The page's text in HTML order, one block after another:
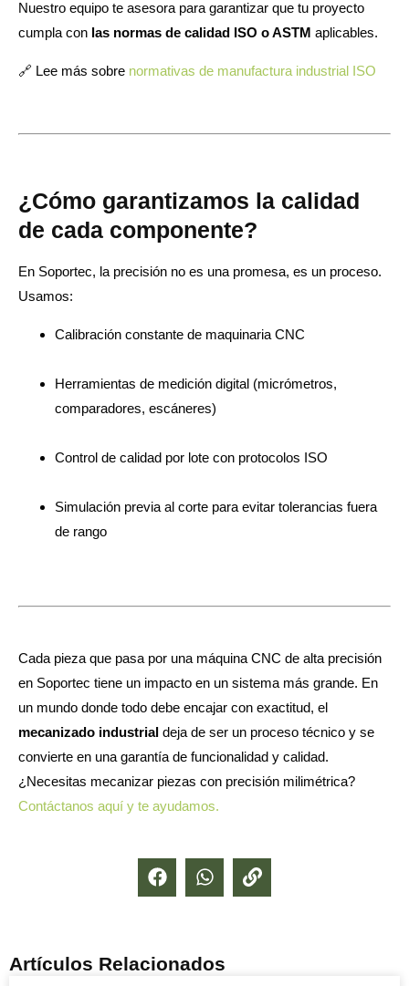
Nuestro equipo te asesora para garantizar que tu proyecto
cumpla con las normas de calidad ISO o ASTM aplicables.
🔗 Lee más sobre normativas de manufactura industrial ISO
¿Cómo garantizamos la calidad
de cada componente?
En Soportec, la precisión no es una promesa, es un proceso.
Usamos:
Calibración constante de maquinaria CNC
Herramientas de medición digital (micrómetros,
comparadores, escáneres)
Control de calidad por lote con protocolos ISO
Simulación previa al corte para evitar tolerancias fuera
de rango
Cada pieza que pasa por una máquina CNC de alta precisión
en Soportec tiene un impacto en un sistema más grande. En
un mundo donde todo debe encajar con exactitud, el
mecanizado industrial deja de ser un proceso técnico y se
convierte en una garantía de funcionalidad y calidad.
¿Necesitas mecanizar piezas con precisión milimétrica?
Contáctanos aquí y te ayudamos.
Artículos Relacionados